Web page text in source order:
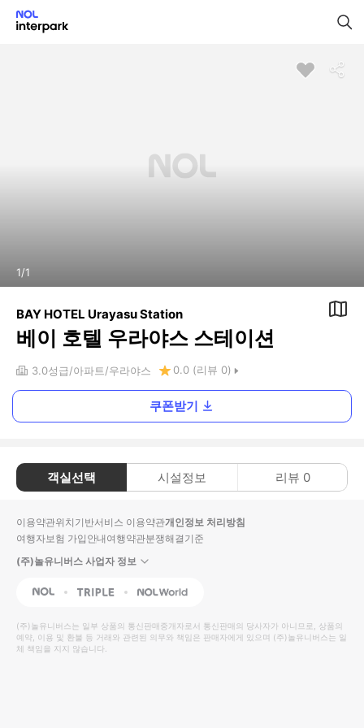
1/1
BAY HOTEL Urayasu Station
베이 호텔 우라야스 스테이션
3.0성급 아파트 우라야스 0.0 (리뷰 0)
쿠폰받기
객실선택 시설정보 리뷰 0
이용약관위치기반서비스 이용약관개인정보 처리방침
여행자보험 가입안내여행약관분쟁해결기준
(주)놀유니버스 사업자 정보
NOL Triple Interpark Global
(주)놀유니버스는 일부 상품의 통신판매중개자로서 통신판매의 당사자가 아니므로, 상품의
예약, 이용 및 환불 등 거래와 관련된 의무와 책임은 판매자에게 있으며 (주)놀유니버스는 일
체 책임을 지지 않습니다.